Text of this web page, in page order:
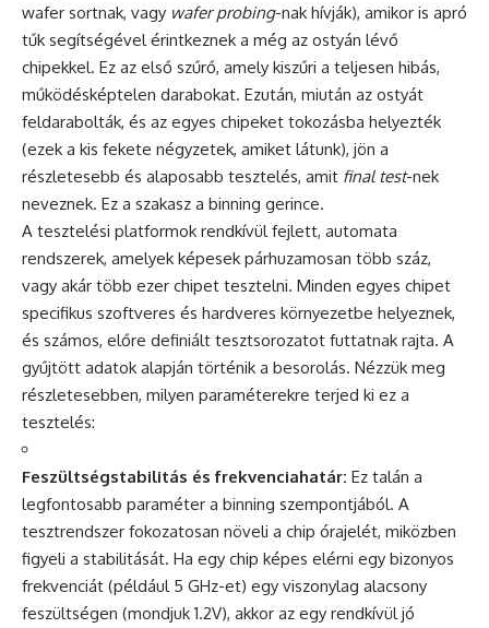
wafer sortnak, vagy wafer probing-nak hívják), amikor is apró
tűk segítségével érintkeznek a még az ostyán lévő
chipekkel. Ez az első szűrő, amely kiszűri a teljesen hibás,
működésképtelen darabokat. Ezután, miután az ostyát
feldarabolták, és az egyes chipeket tokozásba helyezték
(ezek a kis fekete négyzetek, amiket látunk), jön a
részletesebb és alaposabb tesztelés, amit final test-nek
neveznek. Ez a szakasz a binning gerince.
A tesztelési platformok rendkívül fejlett, automata
rendszerek, amelyek képesek párhuzamosan több száz,
vagy akár több ezer chipet tesztelni. Minden egyes chipet
specifikus szoftveres és hardveres környezetbe helyeznek,
és számos, előre definiált tesztsorozatot futtatnak rajta. A
gyűjtött adatok alapján történik a besorolás. Nézzük meg
részletesebben, milyen paraméterekre terjed ki ez a
tesztelés:
Feszültségstabilitás és frekvenciahatár: Ez talán a
legfontosabb paraméter a binning szempontjából. A
tesztrendszer fokozatosan növeli a chip órajelét, miközben
figyeli a stabilitását. Ha egy chip képes elérni egy bizonyos
frekvenciát (például 5 GHz-et) egy viszonylag alacsony
feszültségen (mondjuk 1.2V), akkor az egy rendkívül jó